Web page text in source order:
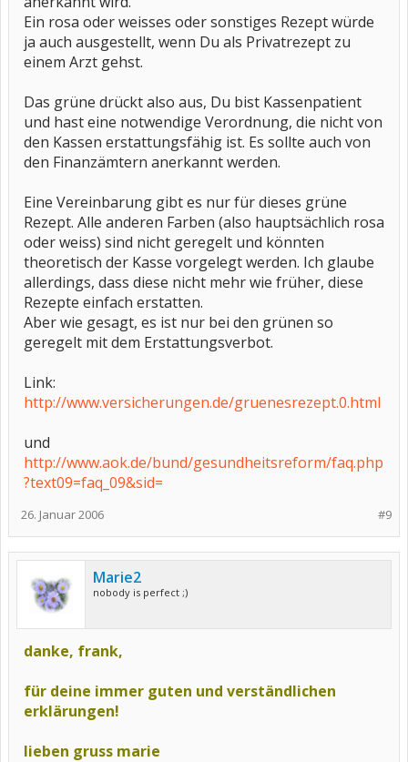
Ein rosa oder weisses oder sonstiges Rezept würde
ja auch ausgestellt, wenn Du als Privatrezept zu
einem Arzt gehst.
Das grüne drückt also aus, Du bist Kassenpatient
und hast eine notwendige Verordnung, die nicht von
den Kassen erstattungsfähig ist. Es sollte auch von
den Finanzämtern anerkannt werden.
Eine Vereinbarung gibt es nur für dieses grüne
Rezept. Alle anderen Farben (also hauptsächlich rosa
oder weiss) sind nicht geregelt und könnten
theoretisch der Kasse vorgelegt werden. Ich glaube
allerdings, dass diese nicht mehr wie früher, diese
Rezepte einfach erstatten.
Aber wie gesagt, es ist nur bei den grünen so
geregelt mit dem Erstattungsverbot.
Link:
http://www.versicherungen.de/gruenesrezept.0.html
und
http://www.aok.de/bund/gesundheitsreform/faq.php
?text09=faq_09&sid=
#9
26. Januar 2006
Marie2
nobody is perfect ;)
danke, frank,
für deine immer guten und verständlichen
erklärungen!
lieben gruss marie